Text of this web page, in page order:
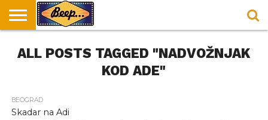
DORUČAK
U
SVAKODNEVICA
ENTERTAINMENT
LOKACIJE
ZA
HRANA I
RECEPTI
NEPUSACKI
LOKALI
ALL POSTS TAGGED "NADVOŽNJAK
KOD ADE"
BEOGRAD
Skadar na Adi